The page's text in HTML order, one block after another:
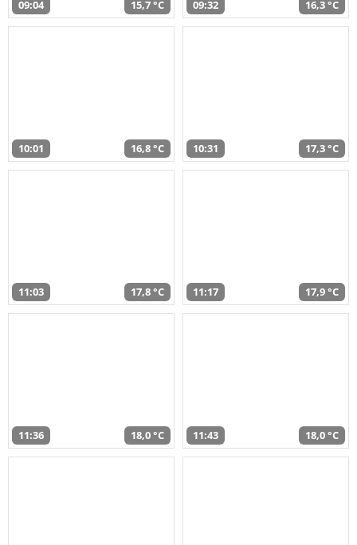
09:04 15,7 °C 09:32 16,3 °C
10:01 16,8 °C 10:31 17,3 °C
11:03 17,8 °C 11:17 17,9 °C
11:36 18,0 °C 11:43 18,0 °C